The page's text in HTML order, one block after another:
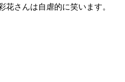
さんは自虐的に笑います。